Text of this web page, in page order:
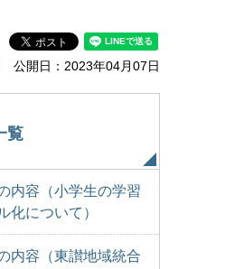
公開日：2023年04月07日
覧
内容（小学生の学習
化について）
内容（東讃地域統合